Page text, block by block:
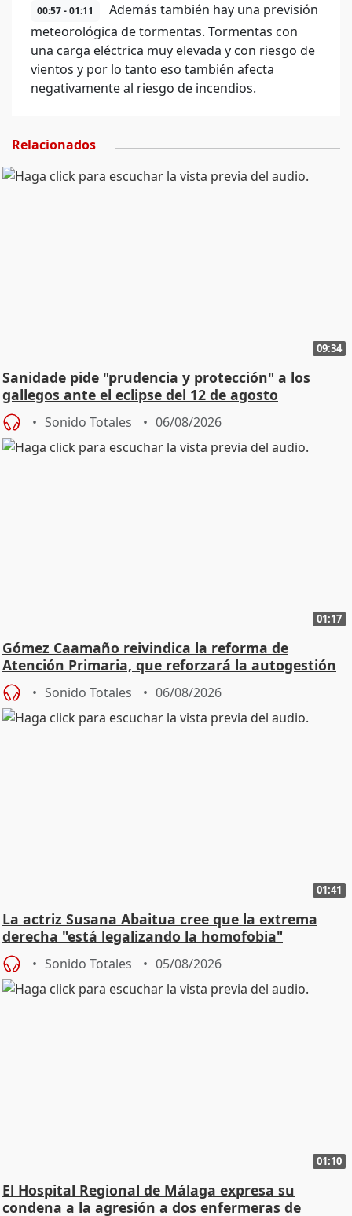
00:57 - 01:11
Además también hay una previsión
meteorológica de tormentas. Tormentas con
una carga eléctrica muy elevada y con riesgo de
vientos y por lo tanto eso también afecta
negativamente al riesgo de incendios.
Relacionados
09:34
Sanidade pide "prudencia y protección" a los
gallegos ante el eclipse del 12 de agosto
Sonido Totales 06/08/2026
01:17
Gómez Caamaño reivindica la reforma de
Atención Primaria, que reforzará la autogestión
Sonido Totales 06/08/2026
01:41
La actriz Susana Abaitua cree que la extrema
derecha "está legalizando la homofobia"
Sonido Totales 05/08/2026
01:10
El Hospital Regional de Málaga expresa su
condena a la agresión a dos enfermeras de